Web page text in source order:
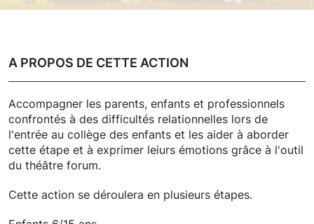
A PROPOS DE CETTE ACTION
Accompagner les parents, enfants et professionnels
confrontés à des difficultés relationnelles lors de
l'entrée au collège des enfants et les aider à aborder
cette étape et à exprimer leiurs émotions grâce à l'outil
du théâtre forum.
Cette action se déroulera en plusieurs étapes.